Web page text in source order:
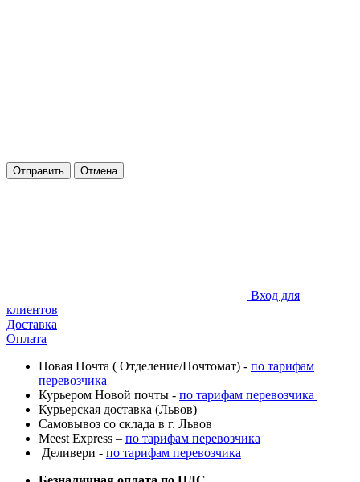
Отправить Отмена
Вход для
клиентов
Доставка
Оплата
Новая Почта ( Отделение/Почтомат) - по тарифам
перевозчика
Курьером Новой почты - по тарифам перевозчика
Курьерская доставка (Львов)
Самовывоз со склада в г. Львов
Meest Express – по тарифам перевозчика
Деливери - по тарифам перевозчика